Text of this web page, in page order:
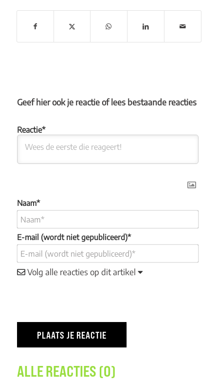
Geef hier ook je reactie of lees bestaande reacties
Naam*
E-mail (wordt niet gepubliceerd)*
Volg alle reacties op dit artikel
ALLE REACTIES (0)